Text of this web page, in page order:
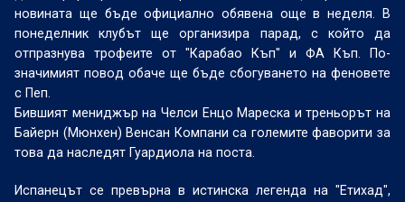
новината ще бъде официално обявена още в неделя. В
понеделник клубът ще организира парад, с който да
отпразнува трофеите от "Карабао Къп" и ФА Къп. По-
значимият повод обаче ще бъде сбогуването на феновете
с Пеп.
Бившият мениджър на Челси Енцо Мареска и треньорът на
Байерн (Мюнхен) Венсан Компани са големите фаворити за
това да наследят Гуардиола на поста.
Испанецът се превърна в истинска легенда на "Етихад",